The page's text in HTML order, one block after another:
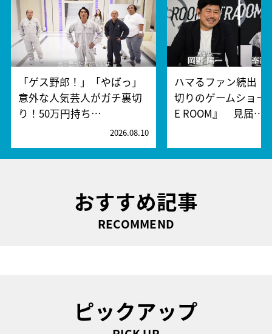
「ゲス野郎！」「やばっ」
意外な人気芸人がガチ裏切
り！50万円持ち…
2026.08.10
ハマるファン続出！
切りのゲームショー
E ROOM』 見届…
おすすめ記事
RECOMMEND
ピックアップ